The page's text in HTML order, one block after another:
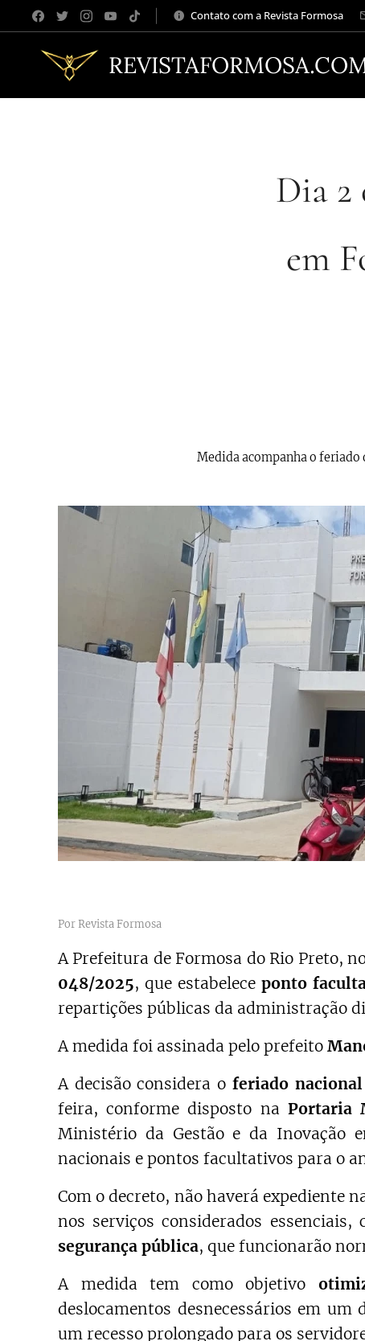
Contato com a Revista Formosa
Dia 2
em
Medida acompanha o feriado
Por Revista Formosa
A Prefeitura de Formosa do Rio Preto,
048/2025, que estabeleceponto
repartições públicas da administração
A medida foi assinada pelo prefeito
A decisão considera o feriado
feira, conforme disposto na Portaria
Ministério da Gestão e da Inovação
nacionais e pontos facultativos para o
Com o decreto, não haverá expediente
nos serviços considerados essenciais,
segurança pública, que funcionarão
A medida tem como objetivo
deslocamentos desnecessários em
um recesso prolongado para os